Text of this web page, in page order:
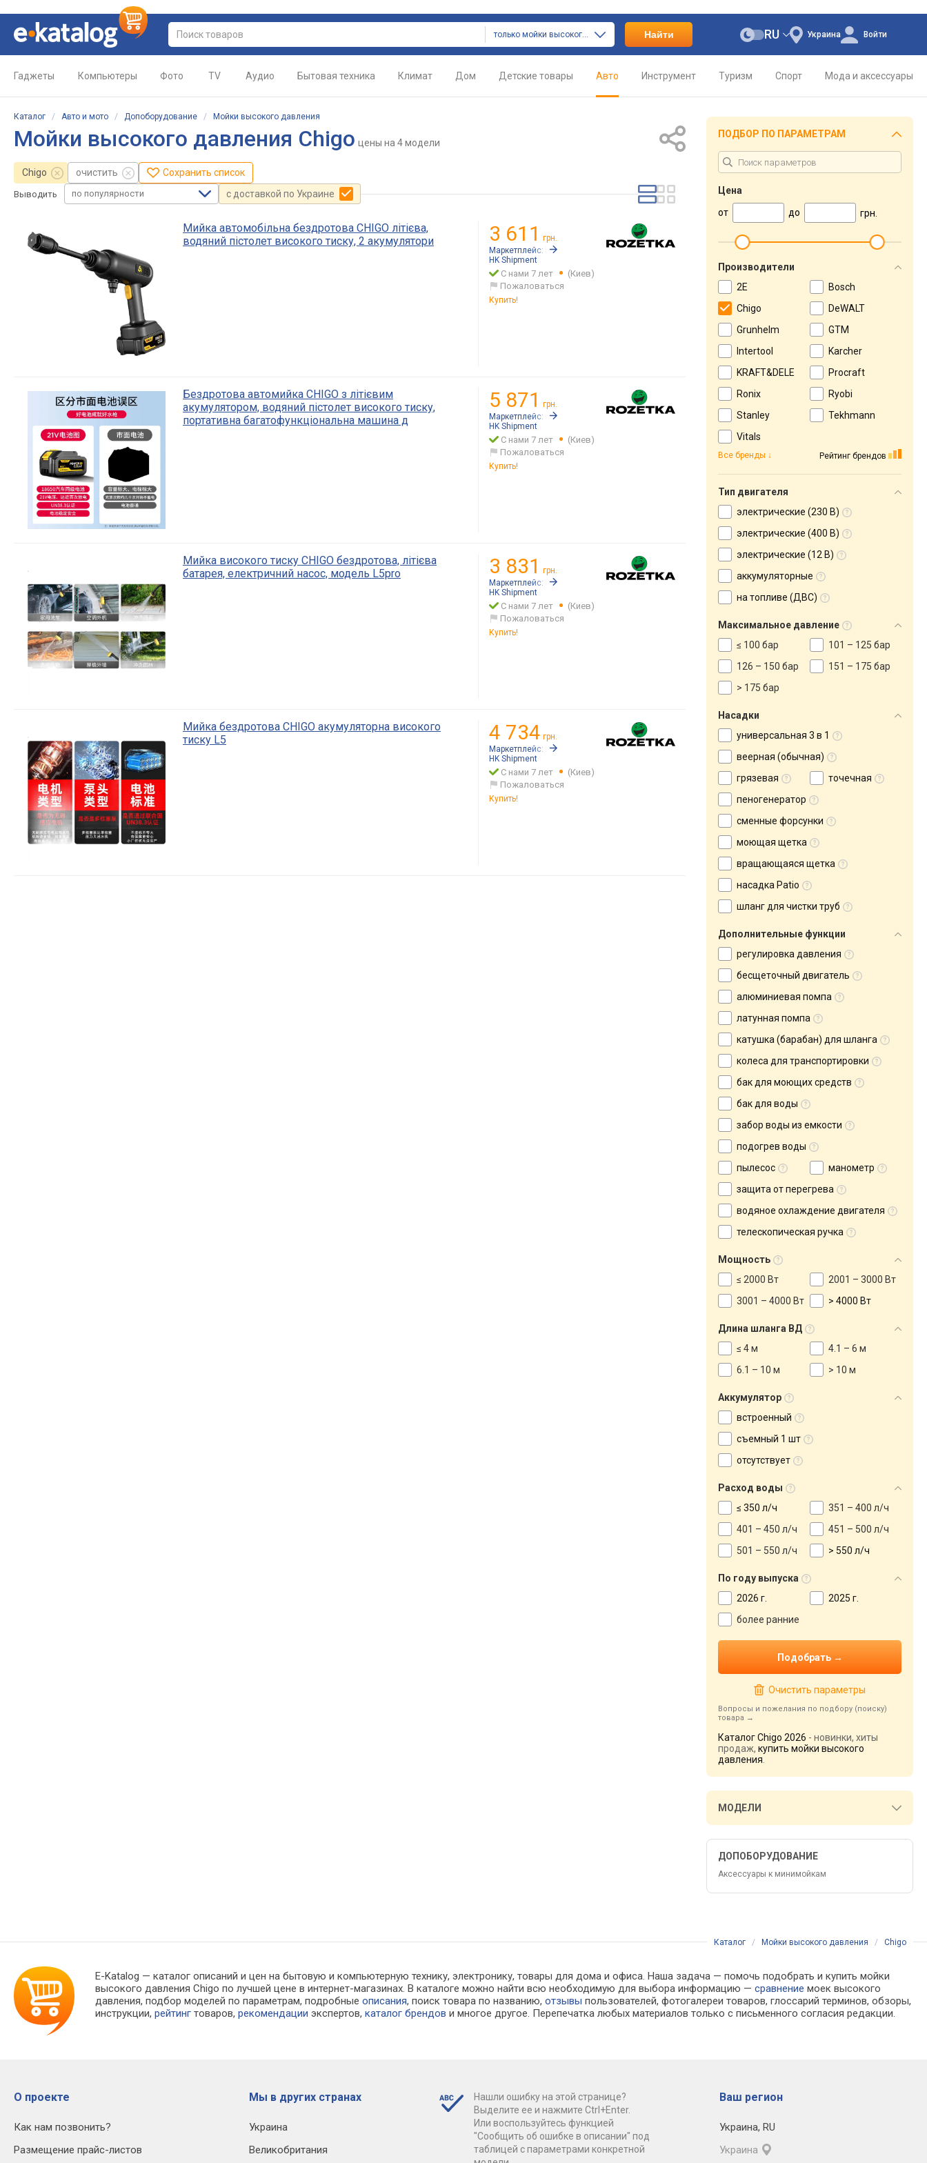
только мойки высокого давления Найти Украина
RU Войти
Гаджеты Компьютеры Фото TV Аудио Бытовая техника Климат Дом Детские товары Авто Инструмент Туризм Спорт Мода и аксессуары
Каталог / Авто и мото / Допоборудование / Мойки высокого давления
Мойки высокого давления Chigo цены на 4 модели
Chigo очистить Сохранить список
Выводить по популярности с доставкой по Украине
Мийка автомобільна бездротова CHIGO літієва,
водяний пістолет високого тиску, 2 акумулятори
3 611
грн.
Маркетплейс:
Rozetka.ua
HK Shipment
С нами 7 лет
(Киев)
Пожаловаться
Купить!
Бездротова автомийка CHIGO з літієвим
акумулятором, водяний пістолет високого тиску,
портативна багатофункціональна машина д
5 871
грн.
Маркетплейс:
Rozetka.ua
HK Shipment
С нами 7 лет
(Киев)
Пожаловаться
Купить!
Мийка високого тиску CHIGO бездротова, літієва
батарея, електричний насос, модель L5pro
3 831
грн.
Маркетплейс:
Rozetka.ua
HK Shipment
С нами 7 лет
(Киев)
Пожаловаться
Купить!
Мийка бездротова CHIGO акумуляторна високого
тиску L5
4 734 грн.
Маркетплейс:
Rozetka.ua
HK Shipment
С нами 7 лет
(Киев)
Пожаловаться
Купить!
ПОДБОР ПО ПАРАМЕТРАМ
Цена
от
до грн.
Производители
2E
Bosch
Chigo
DeWALT
Grunhelm
GTM
Intertool
Karcher
KRAFT&DELE
Procraft
Ronix
Ryobi
Stanley
Tekhmann
Vitals
Рейтинг брендов
Все бренды
Тип двигателя
электрические (230 В)
электрические (400 В)
электрические (12 В)
аккумуляторные
на топливе (ДВС)
Максимальное давление
≤ 100 бар
101 – 125 бар
126 – 150 бар
151 – 175 бар
> 175 бар
Насадки
универсальная 3 в 1
веерная (обычная)
грязевая
точечная
пеногенератор
сменные форсунки
моющая щетка
вращающаяся щетка
насадка Patio
шланг для чистки труб
Дополнительные функции
регулировка давления
бесщеточный двигатель
алюминиевая помпа
латунная помпа
катушка (барабан) для шланга
колеса для транспортировки
бак для моющих средств
бак для воды
забор воды из емкости
подогрев воды
пылесос
манометр
защита от перегрева
водяное охлаждение двигателя
телескопическая ручка
Мощность
≤ 2000 Вт
2001 – 3000 Вт
3001 – 4000 Вт
> 4000 Вт
Длина шланга ВД
≤ 4 м
4.1 – 6 м
6.1 – 10 м
> 10 м
Аккумулятор
встроенный
съемный 1 шт
отсутствует
Расход воды
≤ 350 л/ч
351 – 400 л/ч
401 – 450 л/ч
451 – 500 л/ч
501 – 550 л/ч
> 550 л/ч
По году выпуска
2026 г.
2025 г.
более ранние
Очистить параметры
Вопросы и пожелания по подбору (поиску)
товара
Каталог Chigo 2026 - новинки, хиты
продаж, купить мойки высокого
давления
МОДЕЛИ
ДОПОБОРУДОВАНИЕ
Аксессуары к минимойкам
Каталог / Мойки высокого давления / Chigo
E-Katalog — каталог описаний и цен на бытовую и компьютерную технику, электронику, товары для дома и офиса. Наша задача — помочь подобрать и купить мойки
высокого давления Chigo по лучшей цене в интернет-магазинах. В каталоге можно найти всю необходимую для выбора информацию —сравнение моек высокого
давления, подбор моделей по параметрам, подробныеописания, поиск товара по названию,отзывы пользователей, фотогалереи товаров, глоссарий терминов, обзоры,
инструкции,рейтинг товаров,рекомендации экспертов,каталог брендов и многое другое. Перепечатка любых материалов только с письменного согласия редакции.
О проекте
Как нам позвонить?
Размещение прайс-листов
Мы в других странах
Украина
Великобритания
Нашли ошибку на этой странице?
Выделите ее и нажмите Ctrl+Enter.
Или воспользуйтесь функцией
"Сообщить об ошибке в описании" под
таблицей с параметрами конкретной
Ваш регион
Украина, RU
Украина